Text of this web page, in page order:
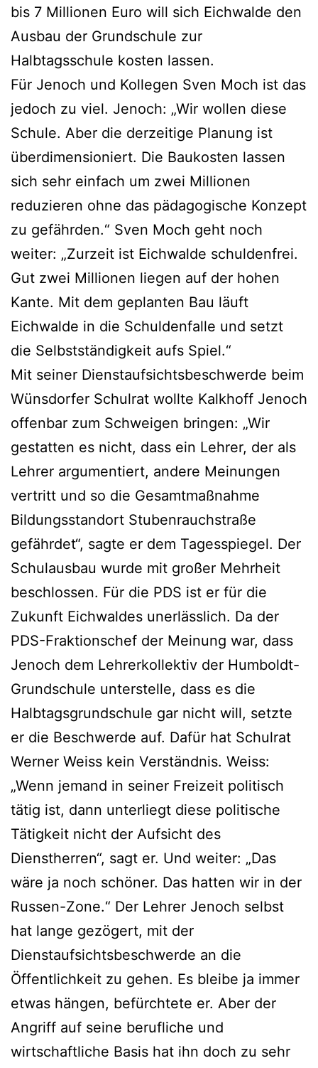
bis 7 Millionen Euro will sich Eichwalde den
Ausbau der Grundschule zur
Halbtagsschule kosten lassen.
Für Jenoch und Kollegen Sven Moch ist das
jedoch zu viel. Jenoch: „Wir wollen diese
Schule. Aber die derzeitige Planung ist
überdimensioniert. Die Baukosten lassen
sich sehr einfach um zwei Millionen
reduzieren ohne das pädagogische Konzept
zu gefährden.“ Sven Moch geht noch
weiter: „Zurzeit ist Eichwalde schuldenfrei.
Gut zwei Millionen liegen auf der hohen
Kante. Mit dem geplanten Bau läuft
Eichwalde in die Schuldenfalle und setzt
die Selbstständigkeit aufs Spiel.“
Mit seiner Dienstaufsichtsbeschwerde beim
Wünsdorfer Schulrat wollte Kalkhoff Jenoch
offenbar zum Schweigen bringen: „Wir
gestatten es nicht, dass ein Lehrer, der als
Lehrer argumentiert, andere Meinungen
vertritt und so die Gesamtmaßnahme
Bildungsstandort Stubenrauchstraße
gefährdet“, sagte er dem Tagesspiegel. Der
Schulausbau wurde mit großer Mehrheit
beschlossen. Für die PDS ist er für die
Zukunft Eichwaldes unerlässlich. Da der
PDS-Fraktionschef der Meinung war, dass
Jenoch dem Lehrerkollektiv der Humboldt-
Grundschule unterstelle, dass es die
Halbtagsgrundschule gar nicht will, setzte
er die Beschwerde auf. Dafür hat Schulrat
Werner Weiss kein Verständnis. Weiss:
„Wenn jemand in seiner Freizeit politisch
tätig ist, dann unterliegt diese politische
Tätigkeit nicht der Aufsicht des
Dienstherren“, sagt er. Und weiter: „Das
wäre ja noch schöner. Das hatten wir in der
Russen-Zone.“ Der Lehrer Jenoch selbst
hat lange gezögert, mit der
Dienstaufsichtsbeschwerde an die
Öffentlichkeit zu gehen. Es bleibe ja immer
etwas hängen, befürchtete er. Aber der
Angriff auf seine berufliche und
wirtschaftliche Basis hat ihn doch zu sehr